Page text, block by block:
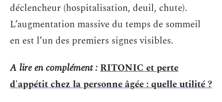
déclencheur (hospitalisation, deuil, chute).
L’augmentation massive du temps de sommeil
en est l’un des premiers signes visibles.
A lire en complément :RITONIC et perte
d'appétit chez la personne âgée : quelle utilité ?